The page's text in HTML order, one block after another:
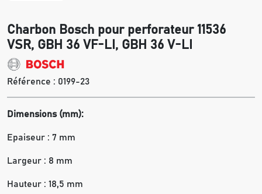
Charbon Bosch pour perforateur 11536
VSR, GBH 36 VF-LI, GBH 36 V-LI
Référence : 0199-23
Dimensions (mm):
Epaiseur : 7 mm
Largeur : 8 mm
Hauteur : 18,5 mm